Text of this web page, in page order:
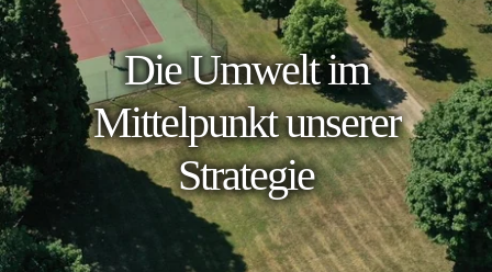
Die Umwelt im
Mittelpunkt unserer
Strategie